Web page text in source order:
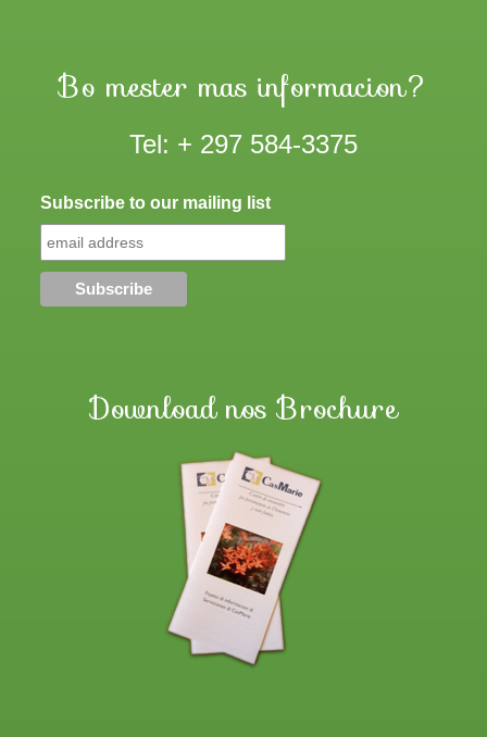
Bo mester mas informacion?
Tel: + 297 584-3375
Subscribe to our mailing list
Download nos Brochure